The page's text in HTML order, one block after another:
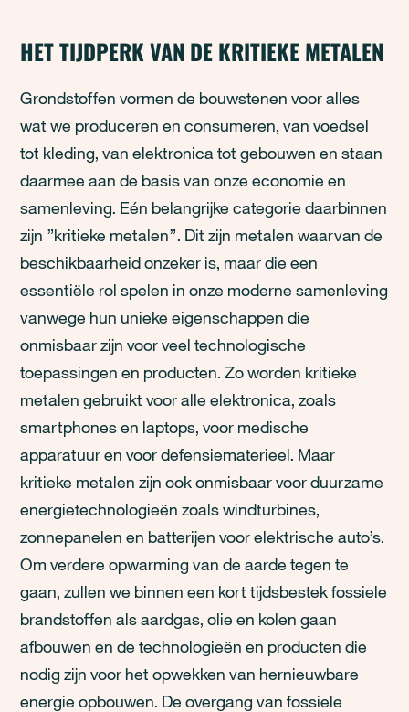
HET TIJDPERK VAN DE KRITIEKE METALEN
Grondstoffen vormen de bouwstenen voor alles
wat we produceren en consumeren, van voedsel
tot kleding, van elektronica tot gebouwen en staan
daarmee aan de basis van onze economie en
samenleving. Eén belangrijke categorie daarbinnen
zijn ”kritieke metalen”. Dit zijn metalen waarvan de
beschikbaarheid onzeker is, maar die een
essentiële rol spelen in onze moderne samenleving
vanwege hun unieke eigenschappen die
onmisbaar zijn voor veel technologische
toepassingen en producten. Zo worden kritieke
metalen gebruikt voor alle elektronica, zoals
smartphones en laptops, voor medische
apparatuur en voor defensiematerieel. Maar
kritieke metalen zijn ook onmisbaar voor duurzame
energietechnologieën zoals windturbines,
zonnepanelen en batterijen voor elektrische auto’s.
Om verdere opwarming van de aarde tegen te
gaan, zullen we binnen een kort tijdsbestek fossiele
brandstoffen als aardgas, olie en kolen gaan
afbouwen en de technologieën en producten die
nodig zijn voor het opwekken van hernieuwbare
energie opbouwen. De overgang van fossiele